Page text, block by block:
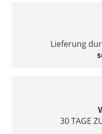
Lieferung
30 TAGE